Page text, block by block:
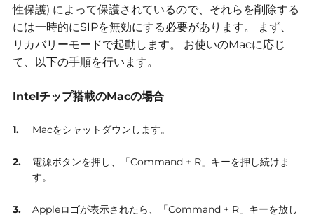
性保護) によって保護されているので、それらを削除する
には一時的にSIPを無効にする必要があります。
まず、
リカバリーモードで起動します。
お使いのMacに応じ
て、以下の手順を行います。
Intelチップ搭載のMacの場合
Macをシャットダウンします。
電源ボタンを押し、「Command + R」キーを押し続けま
す。
Appleロゴが表示されたら、「Command + R」キーを放し